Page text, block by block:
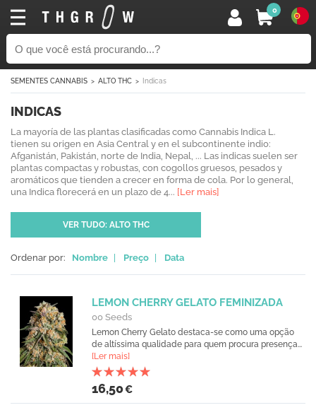
0
SEMENTES CANNABIS ALTO THC Indicas
INDICAS
La mayoría de las plantas clasificadas como Cannabis Indica L.
tienen su origen en Asia Central y en el subcontinente indio:
Afganistán, Pakistán, norte de India, Nepal, ... Las indicas suelen ser
plantas compactas y robustas, con cogollos gruesos, pesados y
aromáticos que tienden a crecer en forma de cola. Por lo general,
una Indica florecerá en un plazo de 4... [Ler mais]
VER TUDO: ALTO THC
Ordenar por: Nombre Preço Data
LEMON CHERRY GELATO FEMINIZADA
00 Seeds
Lemon Cherry Gelato destaca-se como uma opção
de altíssima qualidade para quem procura presença...
[Ler mais]
16,50€